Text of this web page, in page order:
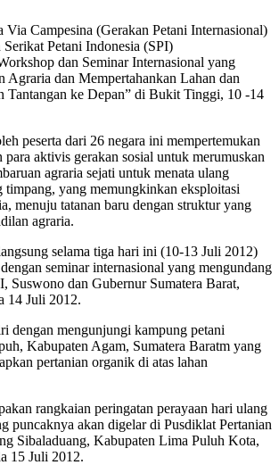
Campesina (Gerakan Petani Internasional)
Serikat Petani Indonesia (SPI)
dan Seminar Internasional yang
Agraria dan Mempertahankan Lahan dan
Tantangan ke Depan” di Bukit Tinggi, 10 -14
peserta dari 26 negara ini mempertemukan
para aktivis gerakan sosial untuk merumuskan
agraria sejati untuk menata ulang
timpang, yang memungkinkan eksploitasi
menuju tatanan baru dengan struktur yang
agraria.
selama tiga hari ini (10-13 Juli 2012)
seminar internasional yang mengundang
Suswono dan Gubernur Sumatera Barat,
14 Juli 2012.
dengan mengunjungi kampung petani
Kabupaten Agam, Sumatera Baratm yang
pertanian organik di atas lahan
rangkaian peringatan perayaan hari ulang
puncaknya akan digelar di Pusdiklat Pertanian
Sibaladuang, Kabupaten Lima Puluh Kota,
15 Juli 2012.